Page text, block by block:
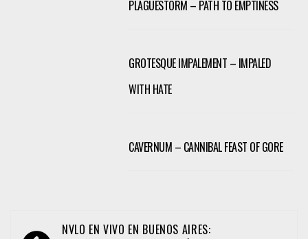
PLAGUESTORM – PATH TO EMPTINESS
GROTESQUE IMPALEMENT – IMPALED
WITH HATE
CAVERNUM – CANNIBAL FEAST OF GORE
NavegaciónNVLO EN VIVO EN BUENOS AIRES: